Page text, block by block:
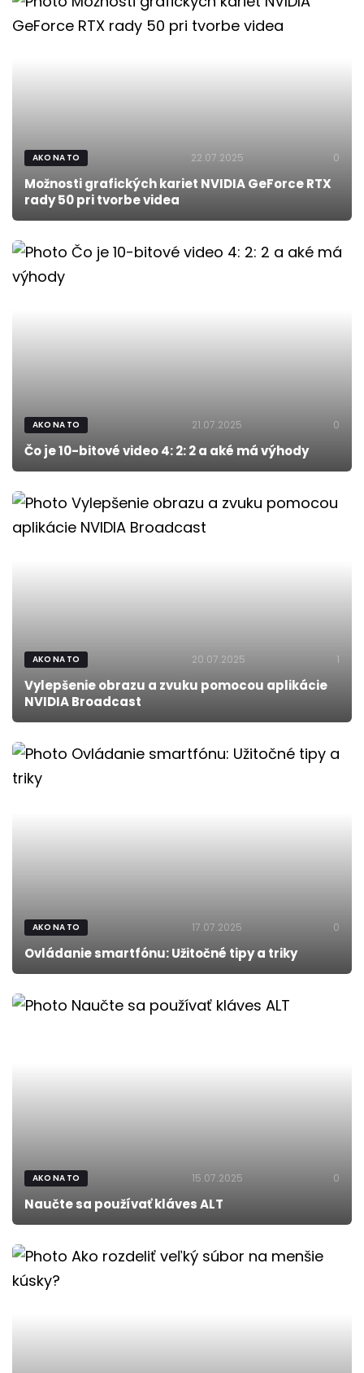
AKO NA TO 22.07.2025 0
Možnosti grafických kariet NVIDIA GeForce RTX
rady 50 pri tvorbe videa
AKO NA TO 21.07.2025 0
Čo je 10-bitové video 4: 2: 2 a aké má výhody
AKO NA TO 20.07.2025 1
Vylepšenie obrazu a zvuku pomocou aplikácie
NVIDIA Broadcast
AKO NA TO 17.07.2025 0
Ovládanie smartfónu: Užitočné tipy a triky
AKO NA TO 15.07.2025 0
Naučte sa používať kláves ALT